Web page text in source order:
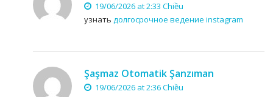
19/06/2026 at 2:33 Chiều
узнать долгосрочное ведение instagram
Şaşmaz Otomatik Şanzıman
19/06/2026 at 2:36 Chiều